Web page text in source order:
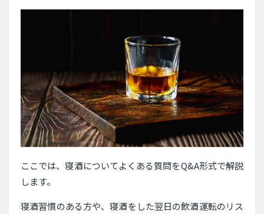
ここでは、寝酒についてよくある質問をQ&A形式で解説
します。
寝酒習慣のある方や、寝酒をした翌日の飲酒運転のリス